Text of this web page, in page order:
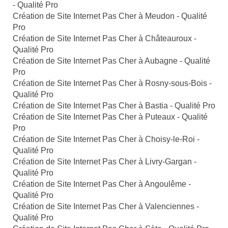
- Qualité Pro
Création de Site Internet Pas Cher à Meudon - Qualité
Pro
Création de Site Internet Pas Cher à Châteauroux -
Qualité Pro
Création de Site Internet Pas Cher à Aubagne - Qualité
Pro
Création de Site Internet Pas Cher à Rosny-sous-Bois -
Qualité Pro
Création de Site Internet Pas Cher à Bastia - Qualité Pro
Création de Site Internet Pas Cher à Puteaux - Qualité
Pro
Création de Site Internet Pas Cher à Choisy-le-Roi -
Qualité Pro
Création de Site Internet Pas Cher à Livry-Gargan -
Qualité Pro
Création de Site Internet Pas Cher à Angoulême -
Qualité Pro
Création de Site Internet Pas Cher à Valenciennes -
Qualité Pro